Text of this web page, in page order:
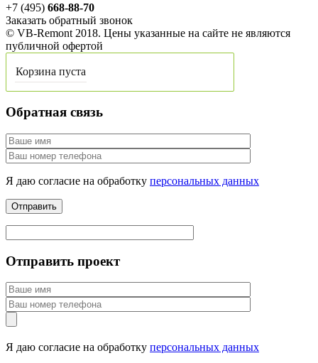
+7 (495) 668-88-70
Заказать обратный звонок
© VB-Remont 2018. Цены указанные на сайте не являются
публичной офертой
Корзина пуста
Обратная связь
Я даю согласие на обработку персональных данных
Отправить проект
Я даю согласие на обработку персональных данных